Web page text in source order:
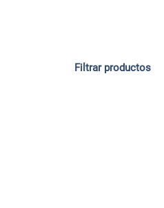
Filtrar productos